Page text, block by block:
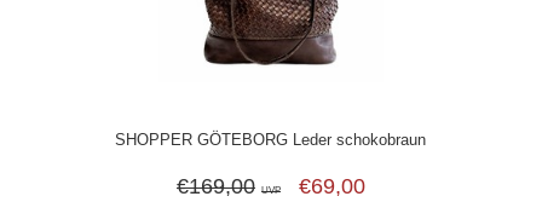
SHOPPER GÖTEBORG Leder schokobraun
€169,00 UVP €69,00